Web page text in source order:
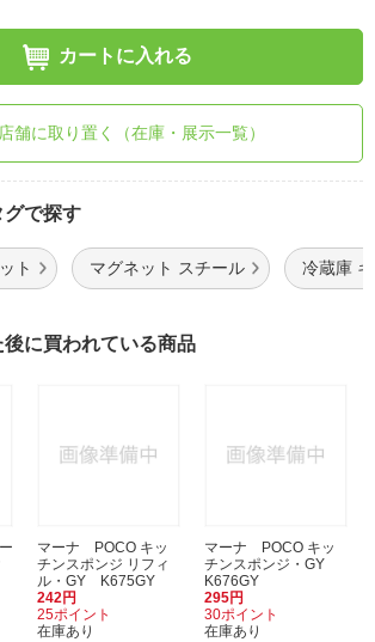
カートに入れる
店舗に取り置く（在庫・展示一覧）
グで探す
ト マグネット スチール 冷蔵庫
に買われている商品
マーナ POCO キッ
チンスポンジ リフィ
ル・GY K675GY
242円
25ポイント
在庫あり
マーナ POCO キッ
チンスポンジ・GY
K676GY
295円
30ポイント
在庫あり